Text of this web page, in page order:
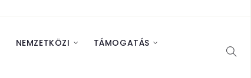
NEMZETKÖZI TÁMOGATÁS